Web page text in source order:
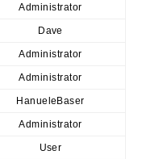
Administrator
Dave
Administrator
Administrator
HanueleBaser
Administrator
User